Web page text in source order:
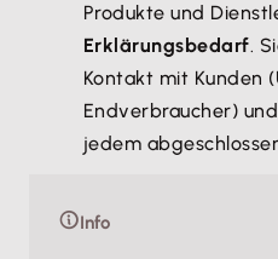
Produkte und
Erklärungsbedarf.
Kontakt mit Kunden
Endverbraucher)
jedem
Info